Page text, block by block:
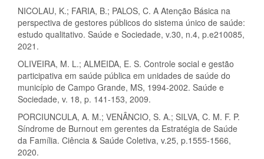
NICOLAU, K.; FARIA, B.; PALOS, C. A Atenção Básica na
perspectiva de gestores públicos do sistema único de saúde:
estudo qualitativo. Saúde e Sociedade, v.30, n.4, p.e210085,
2021.
OLIVEIRA, M. L.; ALMEIDA, E. S. Controle social e gestão
participativa em saúde pública em unidades de saúde do
município de Campo Grande, MS, 1994-2002. Saúde e
Sociedade, v. 18, p. 141-153, 2009.
PORCIUNCULA, A. M.; VENÂNCIO, S. A.; SILVA, C. M. F. P.
Síndrome de Burnout em gerentes da Estratégia de Saúde
da Família. Ciência & Saúde Coletiva, v.25, p.1555-1566,
2020.